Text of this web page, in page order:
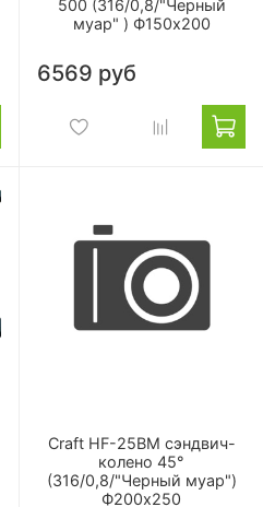
500 (316/0,8/"Черный
муар" ) Ф150х200
6569 руб
Craft HF-25BM сэндвич-
колено 45°
(316/0,8/"Черный муар")
Ф200х250